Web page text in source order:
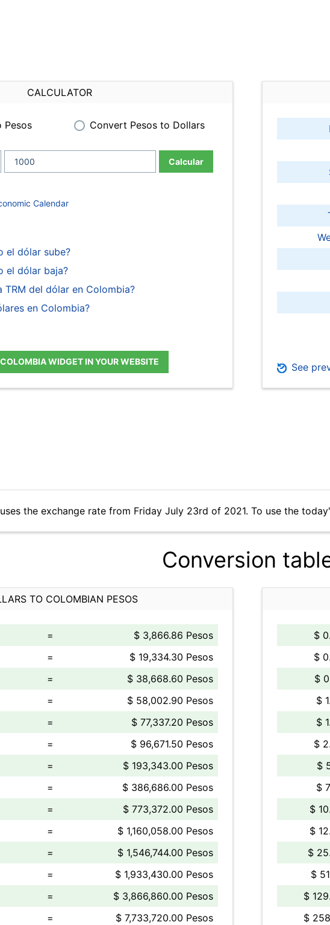
CALCULATOR
Pesos Convert Pesos to Dollars
Calcular
Calendar
el dólar sube?
el dólar baja?
TRM del dólar en Colombia?
en Colombia?
WIDGET IN YOUR WEBSITE See
the exchange rate from Friday July 23rd of 2021. To use the
Conversion
TO COLOMBIAN PESOS
=
$ 3,866.86 Pesos
=
$ 19,334.30 Pesos
=
$ 38,668.60 Pesos
=
$ 58,002.90 Pesos
=
$ 77,337.20 Pesos
=
$ 96,671.50 Pesos
=
$ 193,343.00 Pesos
=
$ 386,686.00 Pesos
=
$ 773,372.00 Pesos
=
$ 1,160,058.00 Pesos
=
$ 1,546,744.00 Pesos
=
$ 1,933,430.00 Pesos
=
$ 3,866,860.00 Pesos
= $ 7,733,720.00 Pesos
$
$
$
$
$
$
$
$
$
$
$
$
$
$